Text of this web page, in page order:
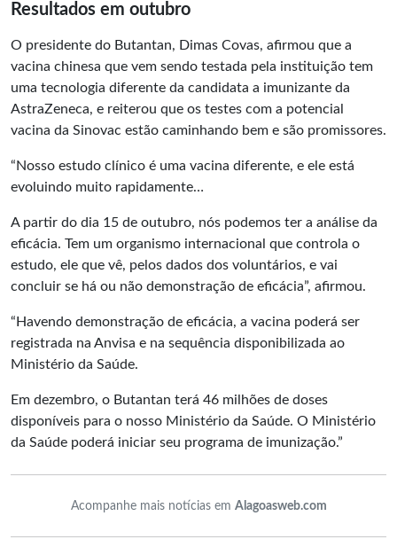
Resultados em outubro
O presidente do Butantan, Dimas Covas, afirmou que a
vacina chinesa que vem sendo testada pela instituição tem
uma tecnologia diferente da candidata a imunizante da
AstraZeneca, e reiterou que os testes com a potencial
vacina da Sinovac estão caminhando bem e são promissores.
“Nosso estudo clínico é uma vacina diferente, e ele está
evoluindo muito rapidamente…
A partir do dia 15 de outubro, nós podemos ter a análise da
eficácia. Tem um organismo internacional que controla o
estudo, ele que vê, pelos dados dos voluntários, e vai
concluir se há ou não demonstração de eficácia”, afirmou.
“Havendo demonstração de eficácia, a vacina poderá ser
registrada na Anvisa e na sequência disponibilizada ao
Ministério da Saúde.
Em dezembro, o Butantan terá 46 milhões de doses
disponíveis para o nosso Ministério da Saúde. O Ministério
da Saúde poderá iniciar seu programa de imunização.”
Acompanhe mais notícias em Alagoasweb.com